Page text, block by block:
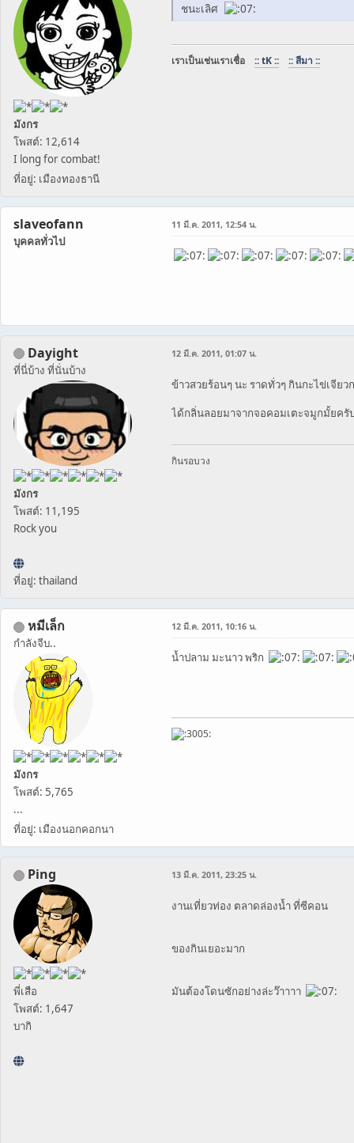
มังกร
โพสต์: 12,614
I long for combat!
ที่อยู่: เมืองทองธานี
ชนะเลิศ
เราเป็นเช่นเราเชื่อ :: tK :: :: สีมา ::
slaveofann
บุคคลทั่วไป
11 มี.ค. 2011, 12:54 น.
Dayight
ที่นี่บ้าง ที่นั่นบ้าง
มังกร
โพสต์: 11,195
Rock you
ที่อยู่: thailand
12 มี.ค. 2011, 01:07 น.
ข้าวสวยร้อนๆ นะ ราดทั่วๆ กินกะไข่เจีย
ได้กลิ่นลอยมาจากจอคอมเตะจมูกมั้ยค
กินรอบวง
หมีเล็ก
กำลังจีบ..
มังกร
โพสต์: 5,765
...
ที่อยู่: เมืองนอกคอกนา
12 มี.ค. 2011, 10:16 น.
น้ำปลาม มะนาว พริก
Ping
พี่เสือ
โพสต์: 1,647
บากิ
13 มี.ค. 2011, 23:25 น.
งานเที่ยวท่อง ตลาดล่องน้ำ ที่ซีคอน
ของกินเยอะมาก
มันต้องโดนซักอย่างล่ะว๊าาาา